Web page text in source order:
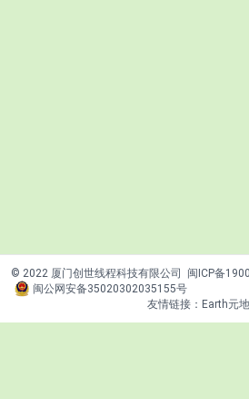
© 2022 厦门创世线程科技有限公司
闽ICP备
闽公网安备35020302035155号
友情链接： Earth元